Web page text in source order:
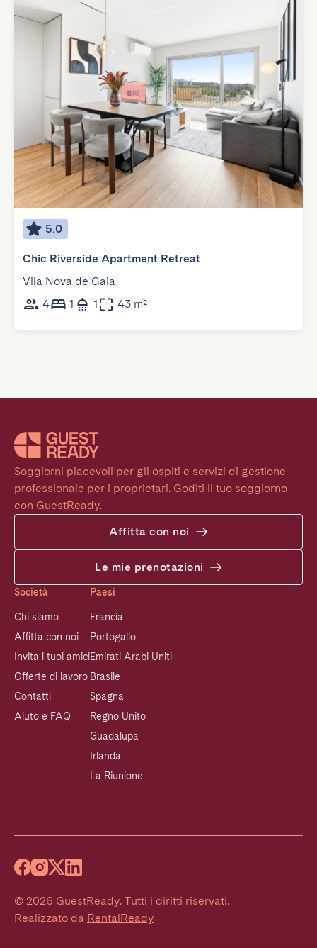
5.0
Chic Riverside Apartment Retreat
Vila Nova de Gaia
4
1 1 43 m²
Soggiorni piacevoli per gli ospiti e servizi di gestione
professionale per i proprietari. Goditi il tuo soggiorno
con GuestReady.
Affitta con noi
Le mie prenotazioni
Società
Chi siamo
Affitta con noi
Invita i tuoi amici
Offerte di lavoro
Contatti
Aiuto e FAQ
Paesi
Francia
Portogallo
Emirati Arabi Uniti
Brasile
Spagna
Regno Unito
Guadalupa
Irlanda
La Riunione
© 2026 GuestReady. Tutti i diritti riservati.
Realizzato da RentalReady